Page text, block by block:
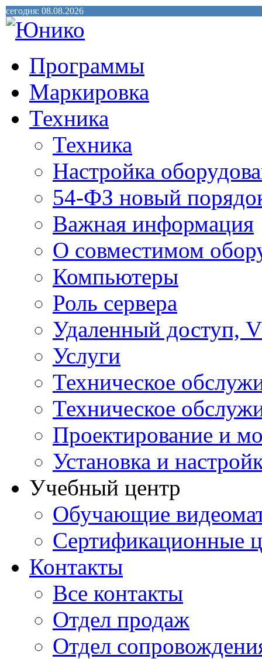
сегодня: 08.08.2026
Программы
Маркировка
Техника
Техника
Настройка
54-ФЗ новый
Важная информация
О совместимом
Компьютеры
Роль сервера
Удаленный доступ,
Услуги
Техническое
Техническое
Проектирование и
Установка и
Учебный центр
Обучающие
Сертификационные
Контакты
Все контакты
Отдел продаж
Отдел